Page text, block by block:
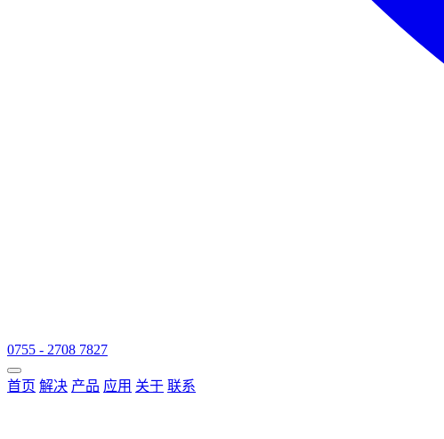
0755 - 2708 7827
首页 解决 产品 应用 关于 联系